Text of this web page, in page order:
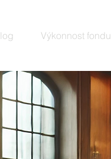
Výkonnost fondu